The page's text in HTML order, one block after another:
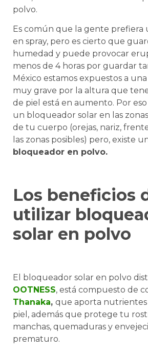
polvo.
Es común que la gente prefiera
en spray, pero es cierto que
humedad y puede provocar
menos de 4 horas por guardar
México estamos expuestos a
muy grave por la altura que
de piel está en aumento. Por
un bloqueador solar en las
de tu cuerpo (orejas, nariz,
las zonas posibles) pero, existe
bloqueador en polvo.
Los beneficios
utilizar
solar en polvo
El bloqueador solar en polvo
OOTNESS, está compuesto de
Thanaka, que aporta nutrientes
piel, además que protege tu
manchas, quemaduras y
prematuro.